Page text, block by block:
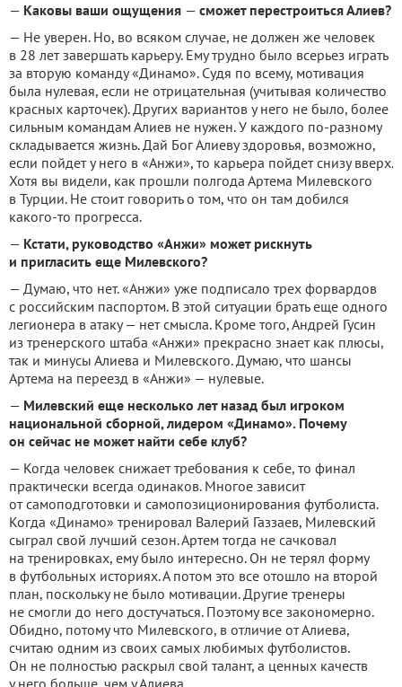
— Каковы ваши ощущения — сможет перестроиться Алиев?
— Не уверен. Но, во всяком случае, не должен же человек
в 28 лет завершать карьеру. Ему трудно было всерьез играть
за вторую команду «Динамо». Судя по всему, мотивация
была нулевая, если не отрицательная (учитывая количество
красных карточек). Других вариантов у него не было, более
сильным командам Алиев не нужен. У каждого по-разному
складывается жизнь. Дай Бог Алиеву здоровья, возможно,
если пойдет у него в «Анжи», то карьера пойдет снизу вверх.
Хотя вы видели, как прошли полгода Артема Милевского
в Турции. Не стоит говорить о том, что он там добился
какого-то прогресса.
— Кстати, руководство «Анжи» может рискнуть
и пригласить еще Милевского?
— Думаю, что нет. «Анжи» уже подписало трех форвардов
с российским паспортом. В этой ситуации брать еще одного
легионера в атаку — нет смысла. Кроме того, Андрей Гусин
из тренерского штаба «Анжи» прекрасно знает как плюсы,
так и минусы Алиева и Милевского. Думаю, что шансы
Артема на переезд в «Анжи» — нулевые.
— Милевский еще несколько лет назад был игроком
национальной сборной, лидером «Динамо». Почему
он сейчас не может найти себе клуб?
— Когда человек снижает требования к себе, то финал
практически всегда одинаков. Многое зависит
от самоподготовки и самопозиционирования футболиста.
Когда «Динамо» тренировал Валерий Газзаев, Милевский
сыграл свой лучший сезон. Артем тогда не сачковал
на тренировках, ему было интересно. Он не терял форму
в футбольных историях. А потом это все отошло на второй
план, поскольку не было мотивации. Другие тренеры
не смогли до него достучаться. Поэтому все закономерно.
Обидно, потому что Милевского, в отличие от Алиева,
считаю одним из своих самых любимых футболистов.
Он не полностью раскрыл свой талант, а ценных качеств